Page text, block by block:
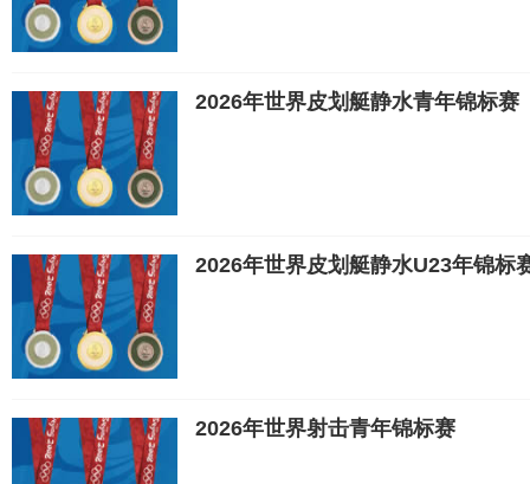
2026年世界皮划艇静水青年锦标赛
2026年世界皮划艇静水U23年锦标
2026年世界射击青年锦标赛